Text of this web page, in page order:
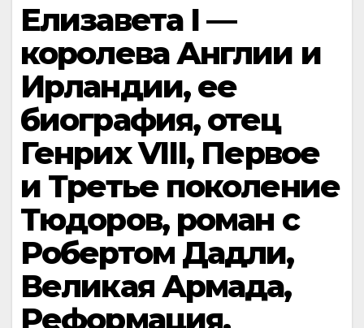
Елизавета I —
королева Англии и
Ирландии, ее
биография, отец
Генрих VIII, Первое
и Третье поколение
Тюдоров, роман с
Робертом Дадли,
Великая Армада,
Реформация,